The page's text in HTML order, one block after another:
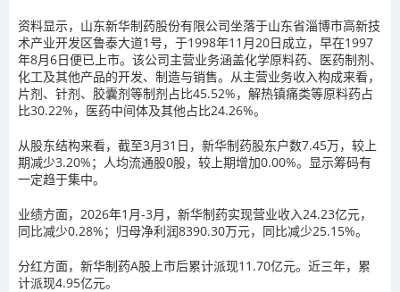
资料显示，山东新华制药股份有限公司坐落于山东省淄博市高新技
术产业开发区鲁泰大道1号，于1998年11月20日成立，早在1997
年8月6日便已上市。该公司主营业务涵盖化学原料药、医药制剂、
化工及其他产品的开发、制造与销售。从主营业务收入构成来看，
片剂、针剂、胶囊剂等制剂占比45.52%，解热镇痛类等原料药占
比30.22%，医药中间体及其他占比24.26%。
从股东结构来看，截至3月31日，新华制药股东户数7.45万，较上
期减少3.20%；人均流通股0股，较上期增加0.00%。显示筹码有
一定趋于集中。
业绩方面，2026年1月-3月，新华制药实现营业收入24.23亿元，
同比减少0.28%；归母净利润8390.30万元，同比减少25.15%。
分红方面，新华制药A股上市后累计派现11.70亿元。近三年，累
计派现4.95亿元。